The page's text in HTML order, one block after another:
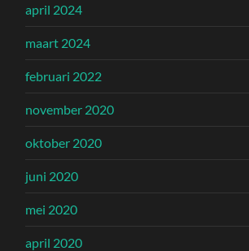
april 2024
maart 2024
februari 2022
november 2020
oktober 2020
juni 2020
mei 2020
april 2020